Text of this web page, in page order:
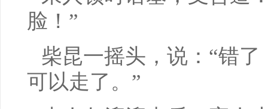
脸！”
柴昆一摇头，说：“错
可以走了。”